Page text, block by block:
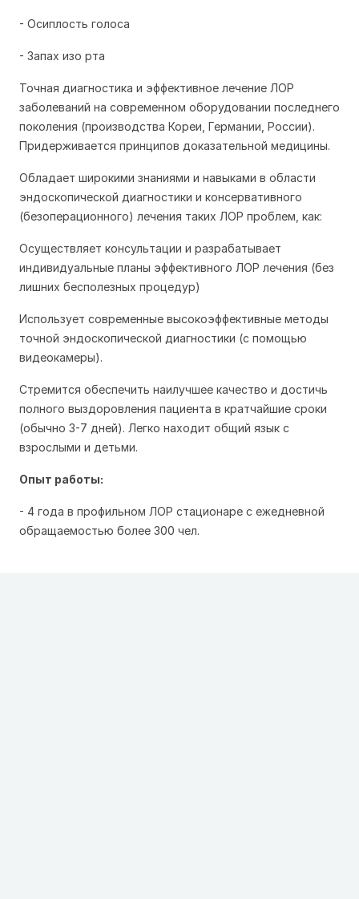
- Осиплость голоса
- Запах изо рта
Точная диагностика и эффективное лечение ЛОР
заболеваний на современном оборудовании последнего
поколения (производства Кореи, Германии, России).
Придерживается принципов доказательной медицины.
Обладает широкими знаниями и навыками в области
эндоскопической диагностики и консервативного
(безоперационного) лечения таких ЛОР проблем, как:
Осуществляет консультации и разрабатывает
индивидуальные планы эффективного ЛОР лечения (без
лишних бесполезных процедур)
Использует современные высокоэффективные методы
точной эндоскопической диагностики (с помощью
видеокамеры).
Стремится обеспечить наилучшее качество и достичь
полного выздоровления пациента в кратчайшие сроки
(обычно 3-7 дней). Легко находит общий язык с
взрослыми и детьми.
Опыт работы:
- 4 года в профильном ЛОР стационаре с ежедневной
обращаемостью более 300 чел.